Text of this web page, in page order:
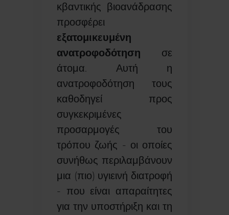
κβαντικής βιοανάδρασης
προσφέρει
εξατομικευμένη
ανατροφοδότηση σε
άτομα. Αυτή η
ανατροφοδότηση τους
καθοδηγεί προς
συγκεκριμένες
προσαρμογές του
τρόπου ζωής - οι οποίες
συνήθως περιλαμβάνουν
μια (πιο) υγιεινή διατροφή
- που είναι απαραίτητες
για την υποστήριξη και τη